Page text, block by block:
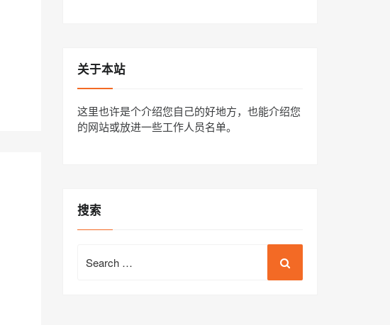
关于本站
这里也许是个介绍您自己的好地方，也能介绍您
的网站或放进一些工作人员名单。
搜索
for: